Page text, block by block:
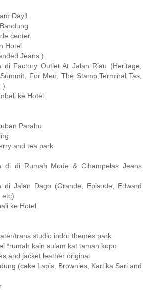
Day1
center
Hotel
Jeans )
di Factory Outlet At Jalan Riau (Heritage,
For Men, The Stamp,Terminal Tas,
)
ke Hotel
Parahu
and tea park
di di Rumah Mode & Cihampelas Jeans
di Jalan Dago (Grande, Episode, Edward
etc)
ke Hotel
trans studio indor themes park
*rumah kain sulam kat taman kopo
and jacket leather original
(cake Lapis, Brownies, Kartika Sari and